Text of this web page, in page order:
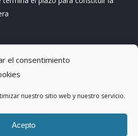
el consentimiento
nuestro sitio web y nuestro servicio.
Acepto
Hídrica en una planta de